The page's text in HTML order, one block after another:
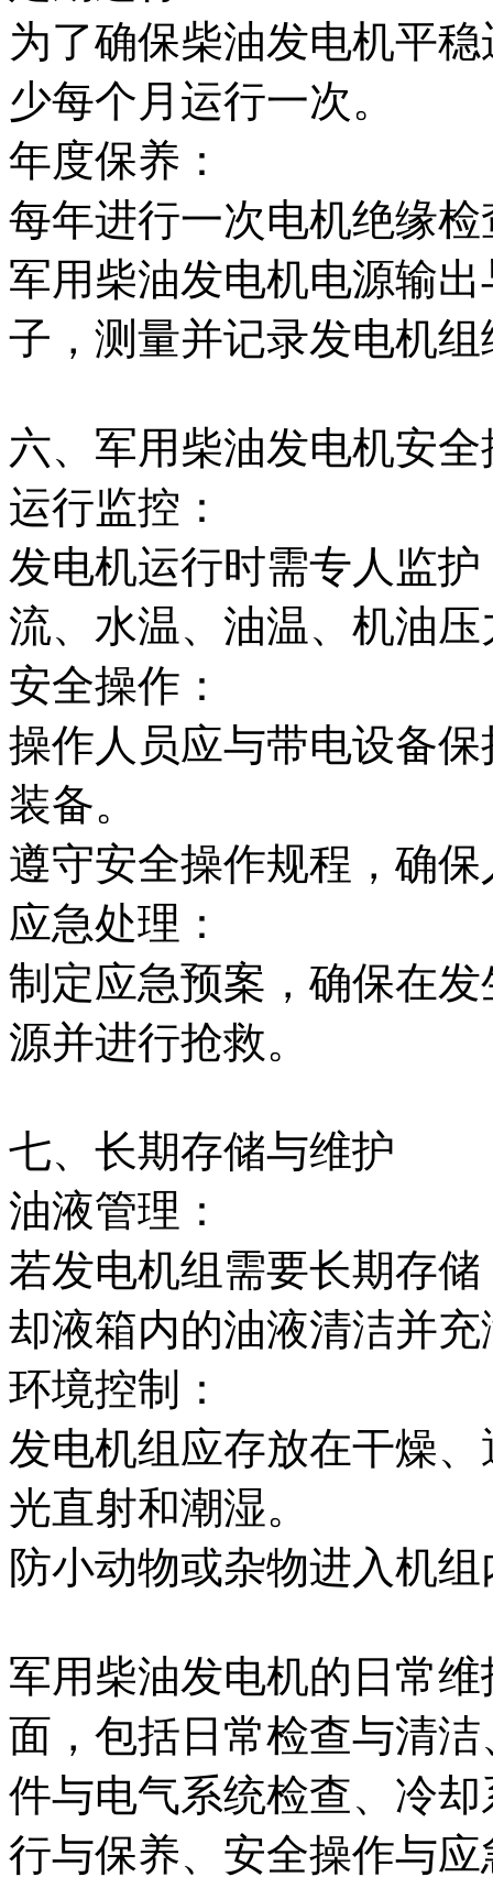
为了确保柴油发电机平
少每个月运行一次。
年度保养：
每年进行一次电机绝缘
军用柴油发电机电源输
子，测量并记录发电机
六、军用柴油发电机安
运行监控：
发电机运行时需专人监
流、水温、油温、机油压
安全操作：
操作人员应与带电设备
装备。
遵守安全操作规程，确
应急处理：
制定应急预案，确保在
源并进行抢救。
七、长期存储与维护
油液管理：
若发电机组需要长期存
却液箱内的油液清洁并
环境控制：
发电机组应存放在干燥
光直射和潮湿。
防小动物或杂物进入机
军用柴油发电机的日常
面，包括日常检查与清
件与电气系统检查、冷
行与保养、安全操作与